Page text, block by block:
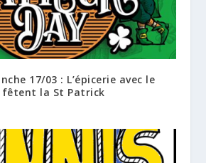
17/03 : L’épicerie avec le
fêtent la St Patrick